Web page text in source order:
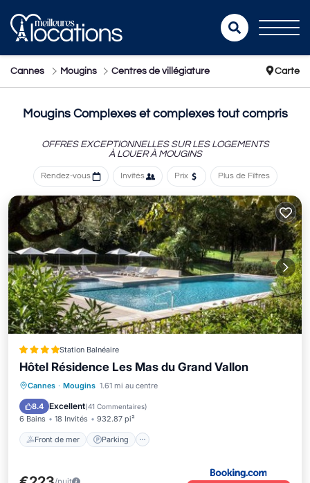
Cannes Mougins Centres de villégiature Carte
Mougins Complexes et complexes tout compris
OFFRES EXCEPTIONNELLES SUR LES LOGEMENTS
À LOUER À MOUGINS
Rendez-vous Invités Prix Plus de Filtres
Station Balnéaire
Hôtel Résidence Les Mas du Grand Vallon
Cannes · Mougins 1.61 mi au centre
8.4 Excellent(41 Commentaires)
6 Bains 18 Invités 932.87 pi²
Front de mer Parking
Front de mer Parking
Vue sur l’océan